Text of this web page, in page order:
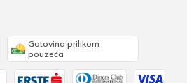
Gotovina prilikom
pouzeća